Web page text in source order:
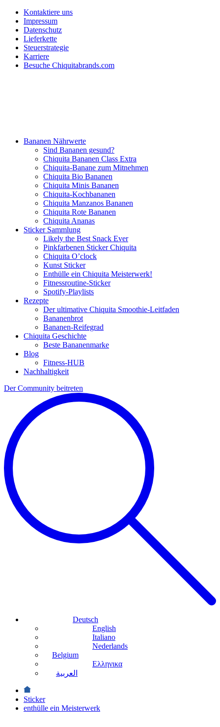
Kontaktiere uns
Impressum
Datenschutz
Lieferkette
Steuerstrategie
Karriere
Besuche Chiquitabrands.com
Bananen Nährwerte
Sind Bananen gesund?
Chiquita Bananen Class Extra
Chiquita-Banane zum Mitnehmen
Chiquita Bio Bananen
Chiquita Minis Bananen
Chiquita-Kochbananen
Chiquita Manzanos Bananen
Chiquita Rote Bananen
Chiquita Ananas
Sticker Sammlung
Likely the Best Snack Ever
Pinkfarbenen Sticker Chiquita
Chiquita O’clock
Kunst Sticker
Enthülle ein Chiquita Meisterwerk!
Fitnessroutine-Sticker
Spotify-Playlists
Rezepte
Der ultimative Chiquita Smoothie-Leitfaden
Bananenbrot
Bananen-Reifegrad
Chiquita Geschichte
Beste Bananenmarke
Blog
Fitness-HUB
Nachhaltigkeit
Der Community beitreten
Deutsch
English
Italiano
Nederlands
Belgium
Ελληνικα
العربية
Sticker
enthülle ein Meisterwerk